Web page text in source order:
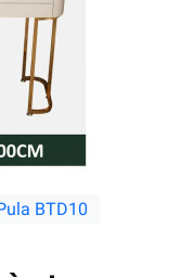
BTD10